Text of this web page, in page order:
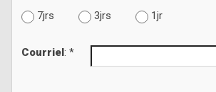
7jrs
3jrs 1jr
Courriel : *